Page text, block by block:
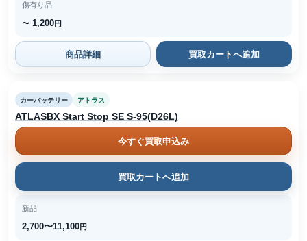
傷有り品
〜 1,200円
商品詳細 買取カートへ追加
カーバッテリー アトラス
ATLASBX Start Stop SE S-95(D26L)
今すぐ買取申込み
買取カートへ追加
新品
2,700〜11,100円